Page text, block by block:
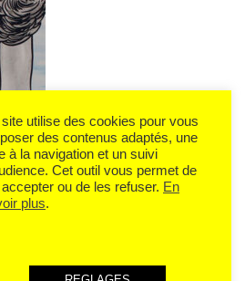
utilise des cookies pour vous
des contenus adaptés, une
à la navigation et un suivi
Cet outil vous permet de
accepter ou de les refuser. En
plus.